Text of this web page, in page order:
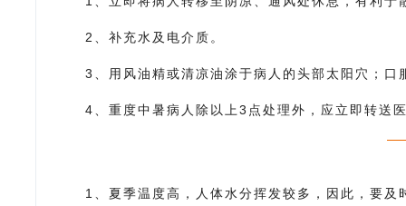
2、补充水及电介质。
3、用风油精或清凉油涂于病人的头部太阳穴；
4、重度中暑病人除以上3点处理外，应立即转送
1、夏季温度高，人体水分挥发较多，因此，要